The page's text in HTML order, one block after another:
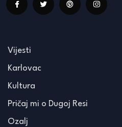
Vijesti
Karlovac
Kultura
Pričaj mi o Dugoj Resi
Ozalj